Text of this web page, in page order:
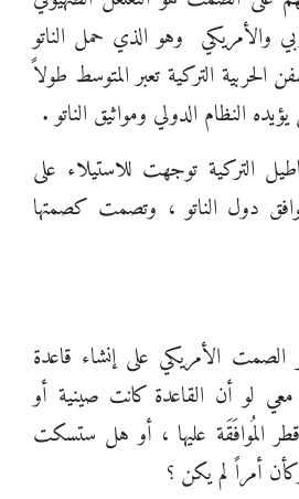
والأمريكي وهو الذي حمل الناتو
الحربية التركية تعبر المتوسط طولاً
النظام الدولي ومواثيق الناتو .
التركية توجهت للاستيلاء على
دول الناتو ، وتصمت كصمتها
الصمت الأمريكي على إنشاء قاعدة
لو أن القاعدة كانت صينية أو
المُوافَقَة عليها ، أو هل ستسكت
أمراً لم يكن ؟